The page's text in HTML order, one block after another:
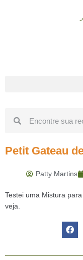
Petit Gateau
Patty Martins
Testei uma Mistura
veja.